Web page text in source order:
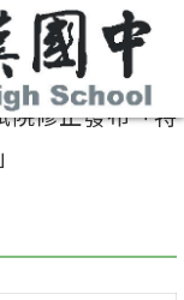
院修正發布「特